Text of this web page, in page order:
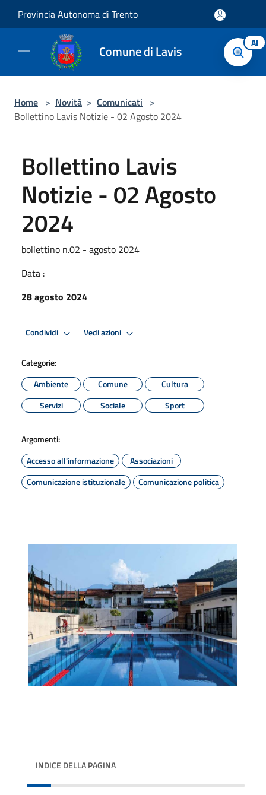
Provincia Autonoma di Trento
Comune di Lavis AI
Home > Novità > Comunicati >
Bollettino Lavis Notizie - 02 Agosto 2024
Bollettino Lavis
Notizie - 02 Agosto
2024
bollettino n.02 - agosto 2024
Data :
28 agosto 2024
Condividi Vedi azioni
Categorie:
Ambiente
Comune
Cultura
Servizi
Sociale Sport
Argomenti:
Accesso all'informazione
Associazioni
Comunicazione istituzionale
Comunicazione politica
INDICE DELLA PAGINA